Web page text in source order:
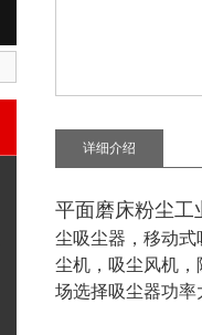
详细介绍
平面磨床粉尘工
尘吸尘器，移动
尘机，吸尘风机
场选择吸尘器功